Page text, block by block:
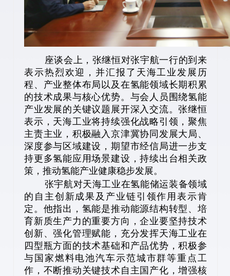
座谈会上，张继恒对张宇航一行的到来
表示热烈欢迎，并汇报了天海工业发展历
程、产业整体布局以及在氢能领域长期积累
的技术成果与核心优势。与会人员围绕氢能
产业发展的关键议题展开深入交流。张继恒
表示，天海工业将持续强化战略引领，聚焦
主责主业，积极融入京津冀协同发展大局、
深度参与区域建设，期望市经信局进一步支
持更多氢能应用场景建设，持续出台相关政
策，推动氢能产业健康稳步发展。
张宇航对天海工业在氢能储运装备领域
的自主创新成果及产业链引领作用表示肯
定。他指出，氢能是推动能源结构转型、培
育新质生产力的重要方向，企业要坚持技术
创新、强化管理赋能，充分发挥天海工业在
四型瓶方面的技术基础和产品优势，积极参
与国家燃料电池汽车示范城市群等重点工
作，不断推动关键技术自主国产化，增强核